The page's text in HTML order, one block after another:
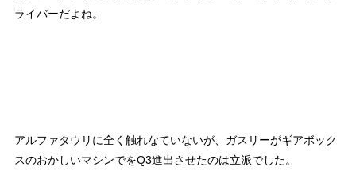
ライバーだよね。
アルファタウリに全く触れなていないが、ガスリーがギアボック
スのおかしいマシンでをQ3進出させたのは立派でした。